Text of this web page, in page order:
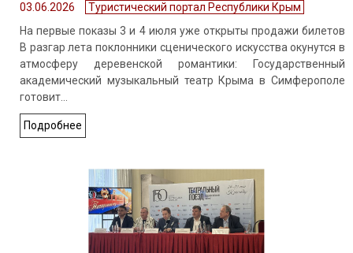
03.06.2026
Туристический портал Республики Крым
На первые показы 3 и 4 июля уже открыты продажи билетов
В разгар лета поклонники сценического искусства окунутся в
атмосферу деревенской романтики: Государственный
академический музыкальный театр Крыма в Симферополе
готовит…
Подробнее